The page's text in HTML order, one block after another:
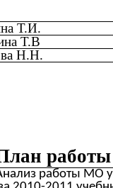
Т.И.
Т.В
Н.Н.
работы МО